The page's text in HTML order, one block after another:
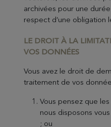
archivées pour une
respect d’une obligation
LE DROIT À LA
VOS DONNÉES
Vous avez le droit de
traitement de vos
Vous pensez que
nous disposons
; ou